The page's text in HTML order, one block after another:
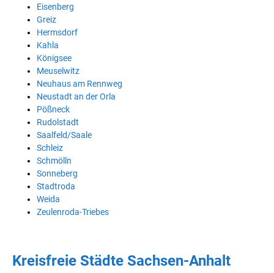
Eisenberg
Greiz
Hermsdorf
Kahla
Königsee
Meuselwitz
Neuhaus am Rennweg
Neustadt an der Orla
Pößneck
Rudolstadt
Saalfeld/Saale
Schleiz
Schmölln
Sonneberg
Stadtroda
Weida
Zeulenroda-Triebes
Kreisfreie Städte Sachsen-Anhalt